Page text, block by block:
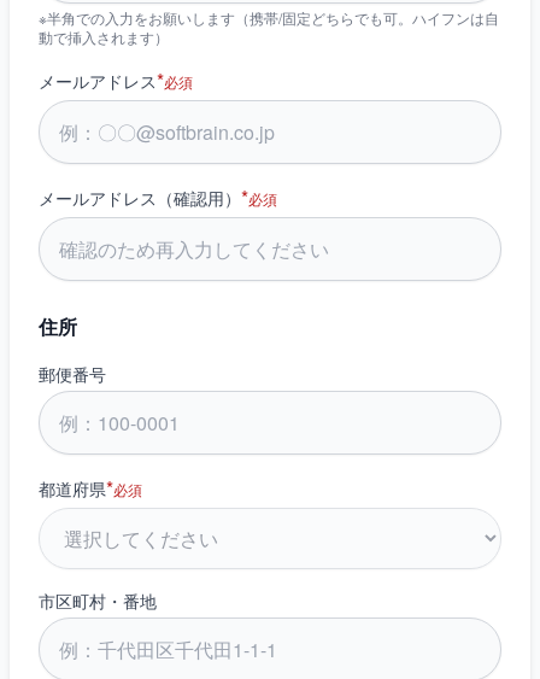
※半角での入力をお願いします（携帯/固定どちらでも可。ハイフンは自
動で挿入されます）
メールアドレス*必須
メールアドレス（確認用） *必須
住所
郵便番号
都道府県*必須
市区町村・番地